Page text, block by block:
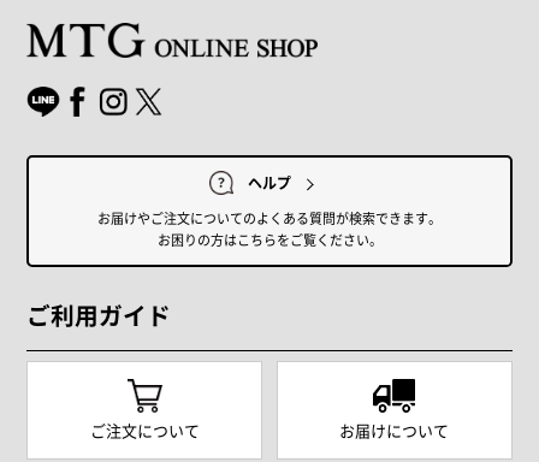
ヘルプ
お届けやご注文についてのよくある質問が検索できます。
お困りの方はこちらをご覧ください。
ご利用ガイド
ご注文について お届けについて